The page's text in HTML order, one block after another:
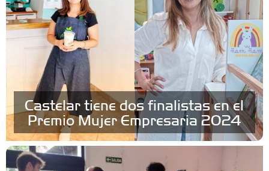
Castelar tiene dos finalistas en el
Premio Mujer Empresaria 2024